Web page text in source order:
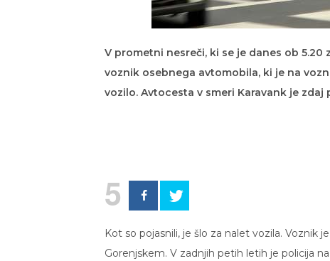
V prometni nesreči, ki se je danes ob
voznik osebnega avtomobila, ki je na
vozilo. Avtocesta v smeri Karavank je
5
Kot so pojasnili, je šlo za nalet vozila.
Gorenjskem. V zadnjih petih letih je policija